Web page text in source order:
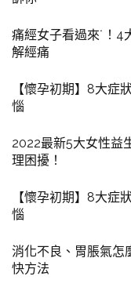
痛經女子看過來˙！4
解經痛
【懷孕初期】8大症
惱
2022最新5大女性益
理困擾！
【懷孕初期】8大症
惱
消化不良、胃脹氣怎
快方法